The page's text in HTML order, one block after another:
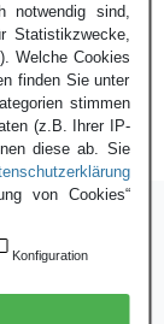
sind,
Statistikzwecke,
Welche Cookies
finden Sie unter
stimmen
(z.B. Ihrer IP-
diese ab. Sie
von Cookies“
Konfiguration